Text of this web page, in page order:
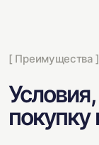
[ Преимущества ]